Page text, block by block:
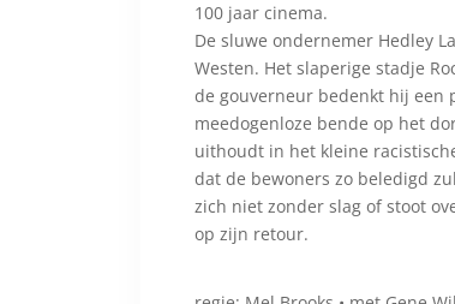
100 jaar cinema.
De sluwe ondernemer Hedley
Westen. Het slaperige stadje
de gouverneur bedenkt hij een
meedogenloze bende op het
uithoudt in het kleine
dat de bewoners zo beledigd
zich niet zonder slag of stoot
op zijn retour.